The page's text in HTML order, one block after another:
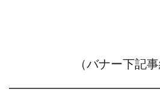
（バナー下記事